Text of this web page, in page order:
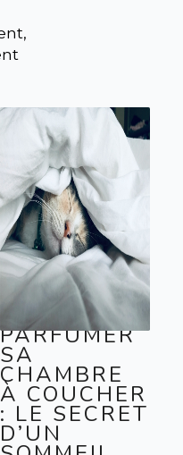
PARFUMER
SA
CHAMBRE
À COUCHER
: LE SECRET
D’UN